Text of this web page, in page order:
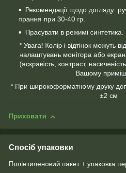
Рекомендації щодо догляду:
прання при 30-40 гр.
Прасувати в режимі синтетика.
* Увага! Колір і відтінок можуть
налаштувань монітора або
(яскравість, контраст,
Вашому
* При широкоформатному друку
±2 см
Приховати
Спосіб упаковки
Поліетиленовий пакет + упаковка